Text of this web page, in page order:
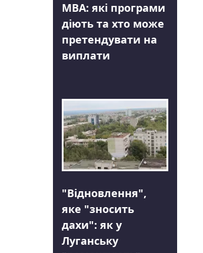
МВА: які програми
діють та хто може
претендувати на
виплати
"Відновлення",
яке "зносить
дахи": як у
Луганську